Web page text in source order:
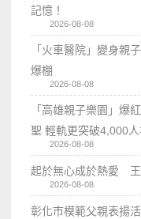
記憶！
2026-08-08
「火車醫院」變身親
爆棚
2026-08-08
「高雄親子樂園」爆
聖 輕軌更突破4,000人
2026-08-08
起於無心成於熱愛
2026-08-08
彰化市模範父親表揚